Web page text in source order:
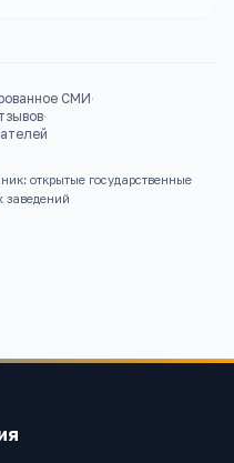
СМИ·
·
открытые государственные